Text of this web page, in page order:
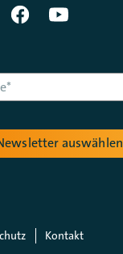
Netzwerken]
FacebookYoutube
auswählen
Kontakt